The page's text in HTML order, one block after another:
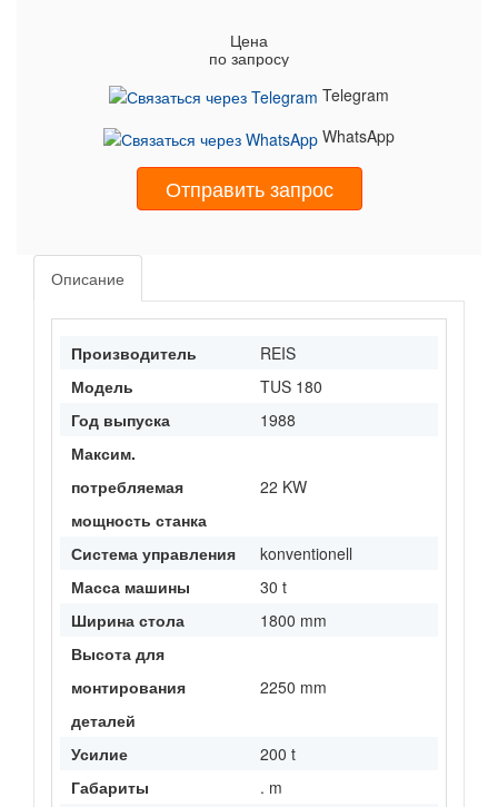
Цена
по запросу
Telegram
WhatsApp
Отправить запрос
Описание
Производитель
REIS
Модель
TUS 180
Год выпуска
1988
Максим.
потребляемая
мощность станка
22 KW
Система управления
konventionell
Масса машины
30 t
Ширина стола
1800 mm
Высота для
монтирования
деталей
2250 mm
Усилие
200 t
Габариты
. m